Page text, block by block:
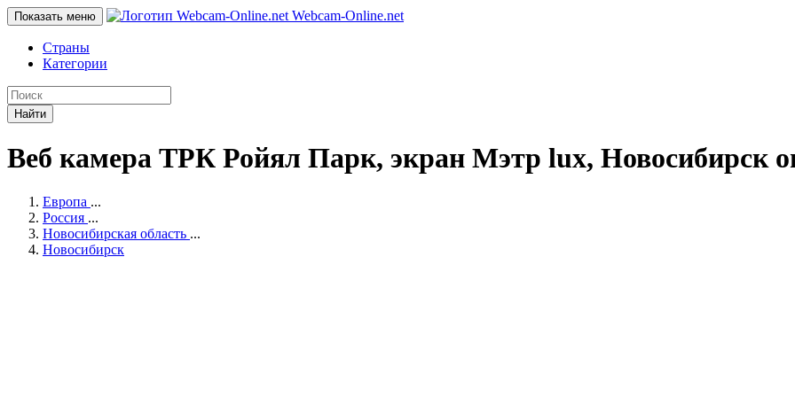
Показать меню Webcam-Online.net
Страны
Категории
Найти
Веб камера ТРК Ройял Парк, экран Мэтр lux, Новосибирск
Европа ...
Россия ...
Новосибирская область ...
Новосибирск